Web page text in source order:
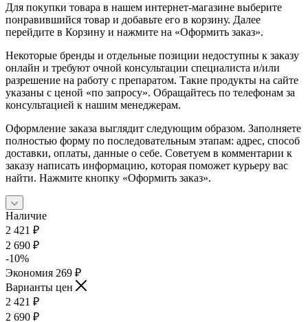
Для покупки товара в нашем интернет-магазине выберите
понравившийся товар и добавьте его в корзину. Далее
перейдите в Корзину и нажмите на «Оформить заказ».
Некоторые бренды и отдельные позиции недоступны к заказу
онлайн и требуют очной консультации специалиста и/или
разрешение на работу с препаратом. Такие продукты на сайте
указаны с ценой «по запросу». Обращайтесь по телефонам за
консультацией к нашим менеджерам.
Оформление заказа выглядит следующим образом. Заполняете
полностью форму по последовательным этапам: адрес, способ
доставки, оплаты, данные о себе. Советуем в комментарии к
заказу написать информацию, которая поможет курьеру вас
найти. Нажмите кнопку «Оформить заказ».
Наличие
2 421 ₽
2 690 ₽
-10%
Экономия 269 ₽
Варианты цен
2 421 ₽
2 690 ₽